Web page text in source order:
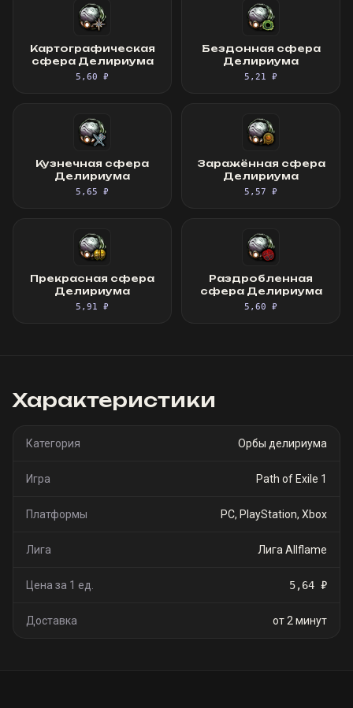
Картографическая
сфера Делириума
5,60 ₽
Бездонная сфера
Делириума
5,21 ₽
Кузнечная сфера
Делириума
5,65 ₽
Заражённая сфера
Делириума
5,57 ₽
Прекрасная сфера
Делириума
5,91 ₽
Раздробленная
сфера Делириума
5,60 ₽
Характеристики
Категория Орбы делириума
Игра Path of Exile 1
Платформы PC, PlayStation, Xbox
Лига Лига Allflame
Цена за 1 ед. 5,64 ₽
Доставка от 2 минут